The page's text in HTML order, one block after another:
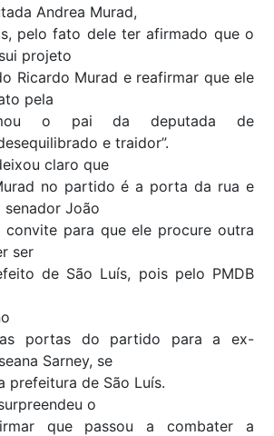
Andrea Murad,
pelo fato dele ter afirmado que o
projeto
Ricardo Murad e reafirmar que ele
pela
o pai da deputada de
e traidor”.
claro que
no partido é a porta da rua e
João
para que ele procure outra
ser
de São Luís, pois pelo PMDB
portas do partido para a ex-
Sarney, se
prefeitura de São Luís.
o
que passou a combater a